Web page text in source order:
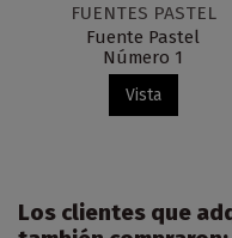
FUENTES PASTEL
Fuente Pastel
Número 1
Vista
Los clientes que